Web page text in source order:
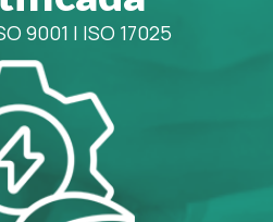
9001 | ISO 17025